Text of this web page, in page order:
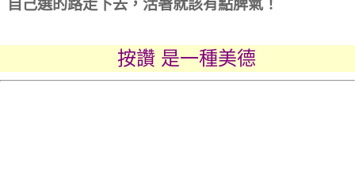
自己選的路走下去， 活著就該有點脾氣！
按讚 是一種美德